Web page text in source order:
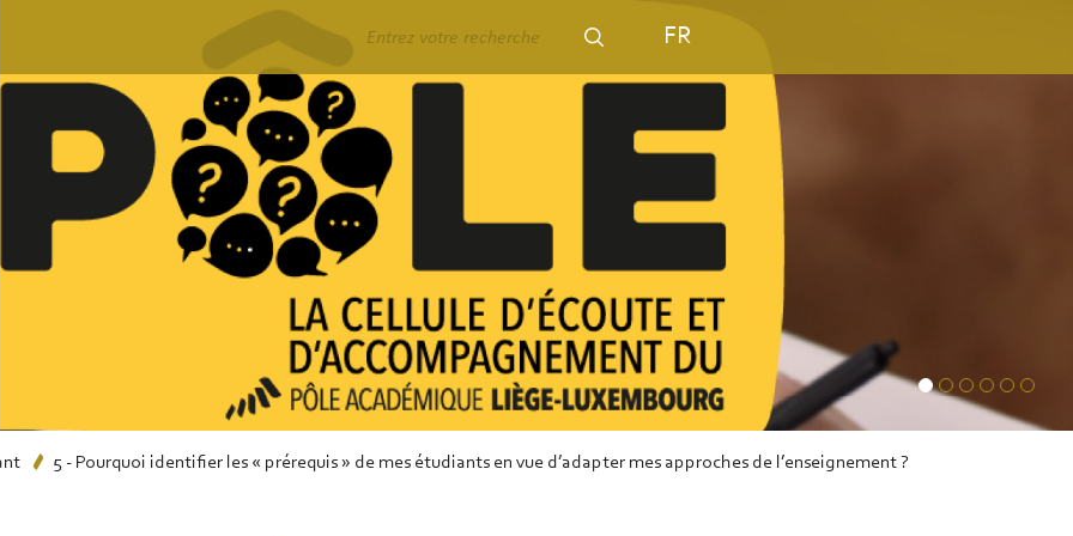
FR
5 - Pourquoi identifier les « prérequis » de mes étudiants en vue d’adapter mes approches de l’enseignement ?